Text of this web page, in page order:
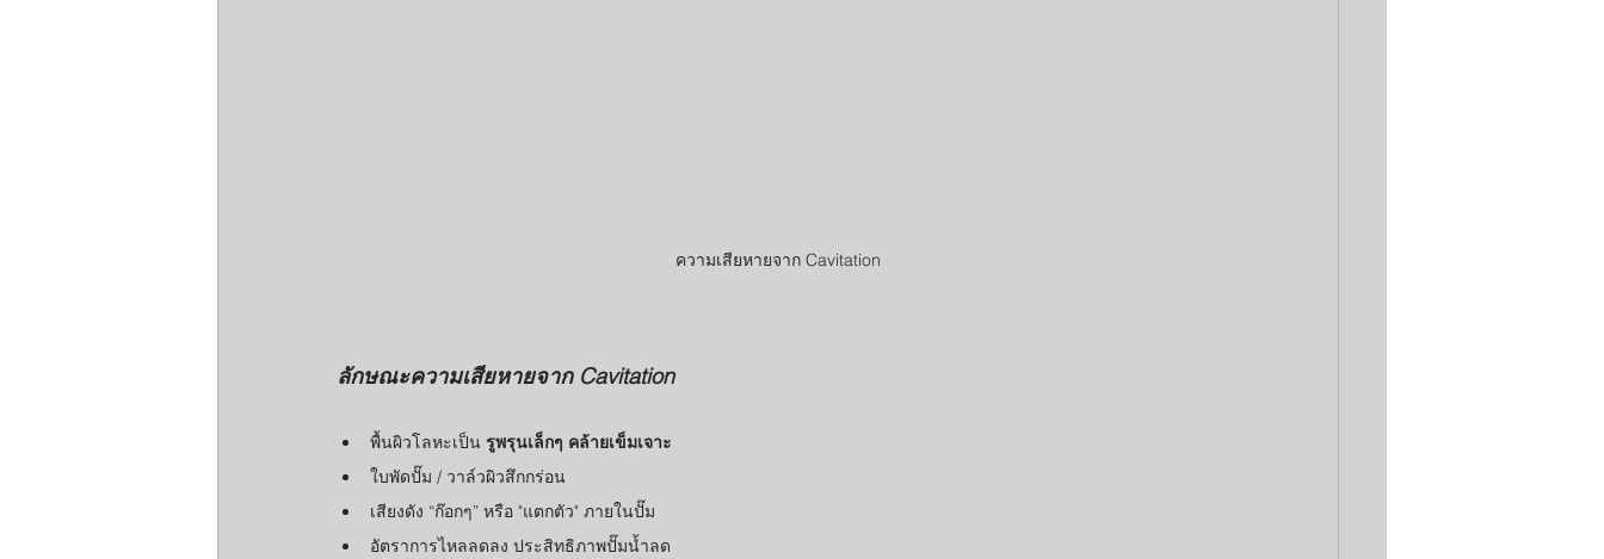
ความเสียหายจาก Cavitation
ลักษณะความเสียหายจาก Cavitation
พื้นผิวโลหะเป็น รูพรุนเล็กๆ คล้ายเข็มเจาะ
ใบพัดปั๊ม / วาล์วผิวสึกกร่อน
เสียงดัง “ก๊อกๆ” หรือ "แตกตัว" ภายในปั๊ม
อัตราการไหลลดลง ประสิทธิภาพปั๊มน้ำลด